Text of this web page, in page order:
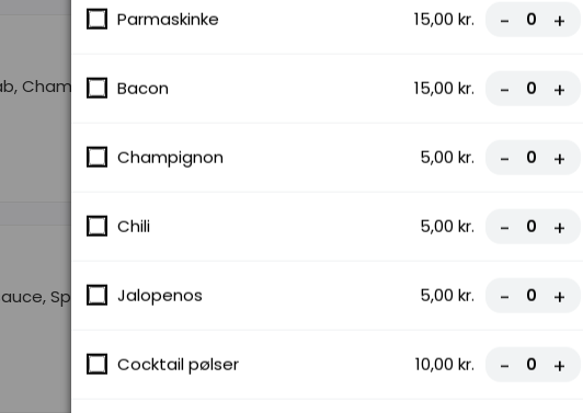
Champignon,
Spaghetti
Parmaskinke 15,00 kr. - +
Bacon 15,00 kr. - +
Champignon 5,00 kr. - +
Chili 5,00 kr. - +
Jalopenos 5,00 kr. - +
Cocktail pølser 10,00 kr. - +